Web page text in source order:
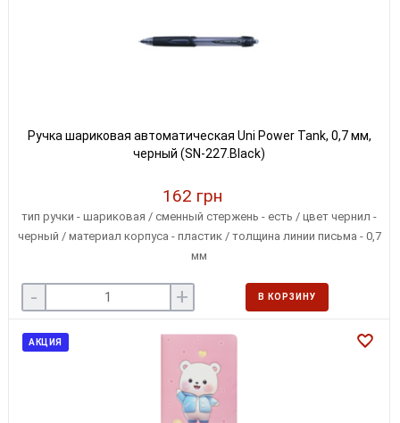
Ручка шариковая автоматическая Uni Power Tank, 0,7 мм,
черный (SN-227.Black)
162 грн
тип ручки - шариковая / сменный стержень - есть / цвет чернил -
черный / материал корпуса - пластик / толщина линии письма - 0,7
мм
- + В КОРЗИНУ
АКЦИЯ